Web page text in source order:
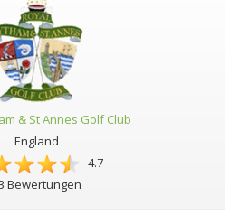
& St Annes Golf Club
England
4.7
Bewertungen